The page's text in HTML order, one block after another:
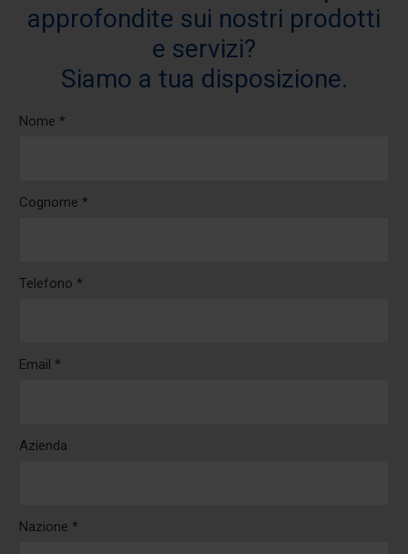
approfondite sui nostri prodotti
e servizi?
Siamo a tua disposizione.
Nome *
Cognome *
Telefono *
Email *
Azienda
Nazione *